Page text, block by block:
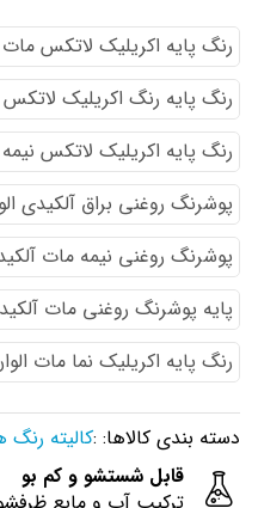
رنگ پایه اكريليك لاتكس مات
رنگ پایه رنگ اكريليك لاتكس
رنگ پایه اكريليك لاتكس
پوشرنگ روغنی براق آلکیدی
پوشرنگ روغنی نیمه مات
پایه پوشرنگ روغنی مات
رنگ پایه اکریلیک نما مات
دسته بندی کالاها: :کالیته رنگ
قابل شستشو و کم بو